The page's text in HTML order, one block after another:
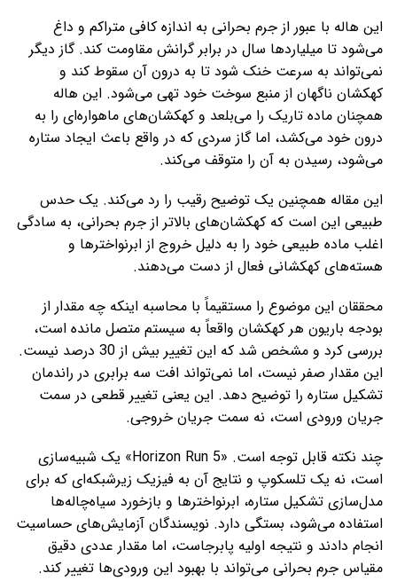
این هاله با عبور از جرم بحرانی به اندازه کافی متراکم و داغ
می‌شود تا میلیاردها سال در برابر گرانش مقاومت کند. گاز دیگر
نمی‌تواند به سرعت خنک شود تا به درون آن سقوط کند و
کهکشان ناگهان از منبع سوخت خود تهی می‌شود. این هاله
همچنان ماده تاریک را می‌بلعد و کهکشان‌های ماهواره‌ای را به
درون خود می‌کشد، اما گاز سردی که در واقع باعث ایجاد ستاره
می‌شود، رسیدن به آن را متوقف می‌کند.
این مقاله همچنین یک توضیح رقیب را رد می‌کند. یک حدس
طبیعی این است که کهکشان‌های بالاتر از جرم بحرانی، به سادگی
اغلب ماده طبیعی خود را به دلیل خروج از ابرنواخترها و
هسته‌های کهکشانی فعال از دست می‌دهند.
محققان این موضوع را مستقیماً با محاسبه‌ اینکه چه مقدار از
بودجه‌ باریون هر کهکشان واقعاً به سیستم متصل مانده است،
بررسی کرد و مشخص شد که این تغییر بیش از 30 درصد نیست.
این مقدار صفر نیست، اما نمی‌تواند افت سه برابری در راندمان
تشکیل ستاره را توضیح دهد. این یعنی تغییر قطعی در سمت
جریان ورودی است، نه سمت جریان خروجی.
چند نکته قابل توجه است. «Horizon Run 5» یک شبیه‌سازی
است، نه یک تلسکوپ و نتایج آن به فیزیک زیرشبکه‌ای که برای
مدل‌سازی تشکیل ستاره، ابرنواخترها و بازخورد سیاه‌چاله‌ها
استفاده می‌شود، بستگی دارد. نویسندگان آزمایش‌های حساسیت
انجام دادند و نتیجه‌ اولیه پابرجاست، اما مقدار عددی دقیق
مقیاس جرم بحرانی می‌تواند با بهبود این ورودی‌ها تغییر کند.